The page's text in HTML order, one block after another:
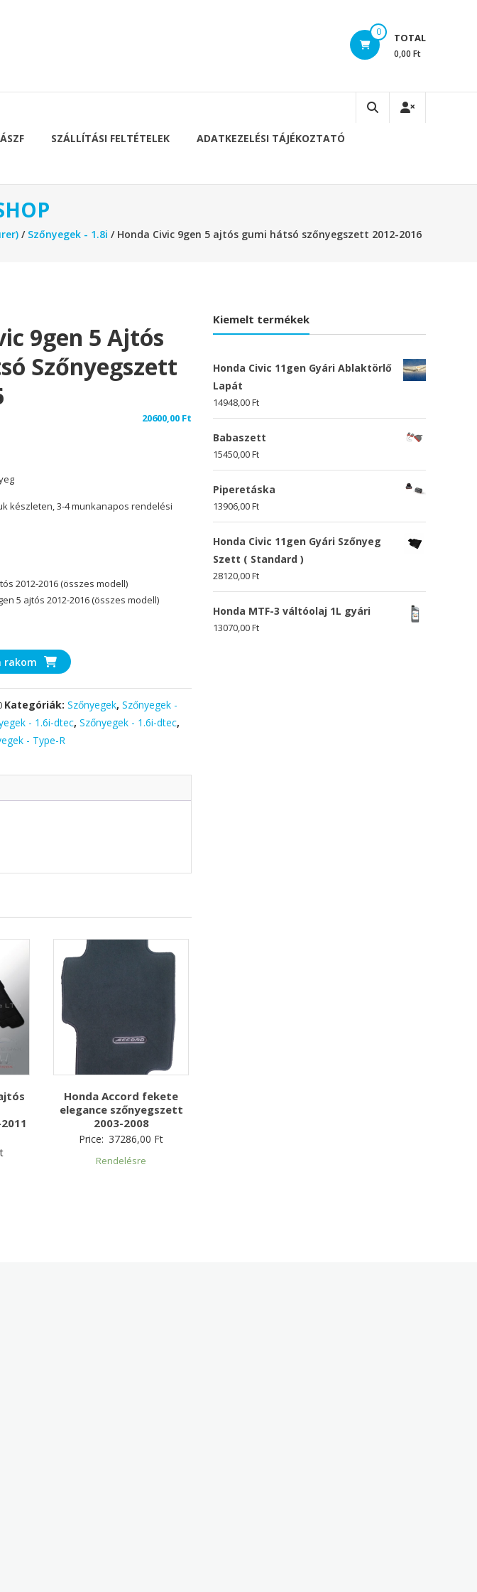
0 TOTAL
0,00 Ft
ÁSZF SZÁLLÍTÁSI FELTÉTELEK ADATKEZELÉSI TÁJÉKOZTATÓ
/ Szőnyegek - 1.8i / Honda Civic 9gen 5 ajtós gumi hátsó szőnyegszett 2012-2016
9gen 5 Ajtós
Szőnyegszett
20600,00 Ft
készleten, 3-4 munkanapos rendelési
2012-2016 (összes modell)
5 ajtós 2012-2016 (összes modell)
rakom
Kategóriák:Szőnyegek,Szőnyegek -
- 1.6i-dtec,Szőnyegek - 1.6i-dtec,
- Type-R
Honda Accord fekete
elegance szőnyegszett
2003-2008
Price: 37286,00 Ft
Rendelésre
Kiemelt termékek
Honda Civic 11gen Gyári Ablaktörlő
Lapát
14948,00Ft
Babaszett
15450,00Ft
Piperetáska
13906,00Ft
Honda Civic 11gen Gyári Szőnyeg
Szett ( Standard )
28120,00Ft
Honda MTF-3 váltóolaj 1L gyári
13070,00Ft